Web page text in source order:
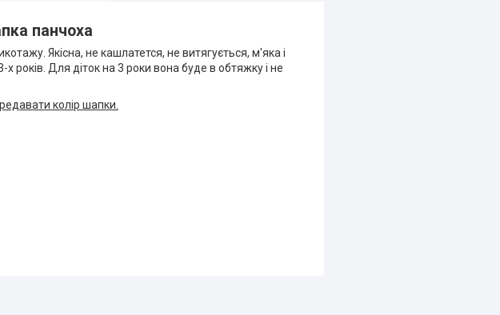
панчоха
Якісна, не кашлатется, не витягується, м'яка і
років. Для діток на 3 роки вона буде в обтяжку і не
колір шапки.